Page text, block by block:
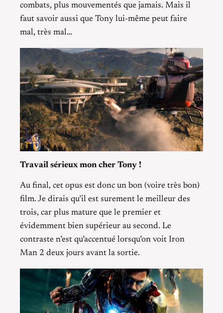
combats, plus mouvementés que jamais. Mais il
faut savoir aussi que Tony lui-même peut faire
mal, très mal…
Travail sérieux mon cher Tony !
Au final, cet opus est donc un bon (voire très bon)
film. Je dirais qu’il est surement le meilleur des
trois, car plus mature que le premier et
évidemment bien supérieur au second. Le
contraste n’est qu’accentué lorsqu’on voit Iron
Man 2 deux jours avant la sortie.